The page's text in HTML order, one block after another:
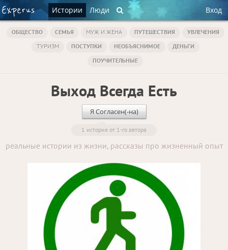
Истории Люди Вход
ОБЩЕСТВО СЕМЬЯ МУЖ И ЖЕНА ПУТЕШЕСТВИЯ
УВЛЕЧЕНИЯ
ТУРИЗМ
ПОСТУПКИ НЕОБЪЯСНИМОЕ
ДЕНЬГИ
ПОУЧИТЕЛЬНЫЕ
Выход Всегда Есть
Я Согласен(-на)
1 история от 1-го автора
реальные истории из жизни, рассказы про жизненный опыт